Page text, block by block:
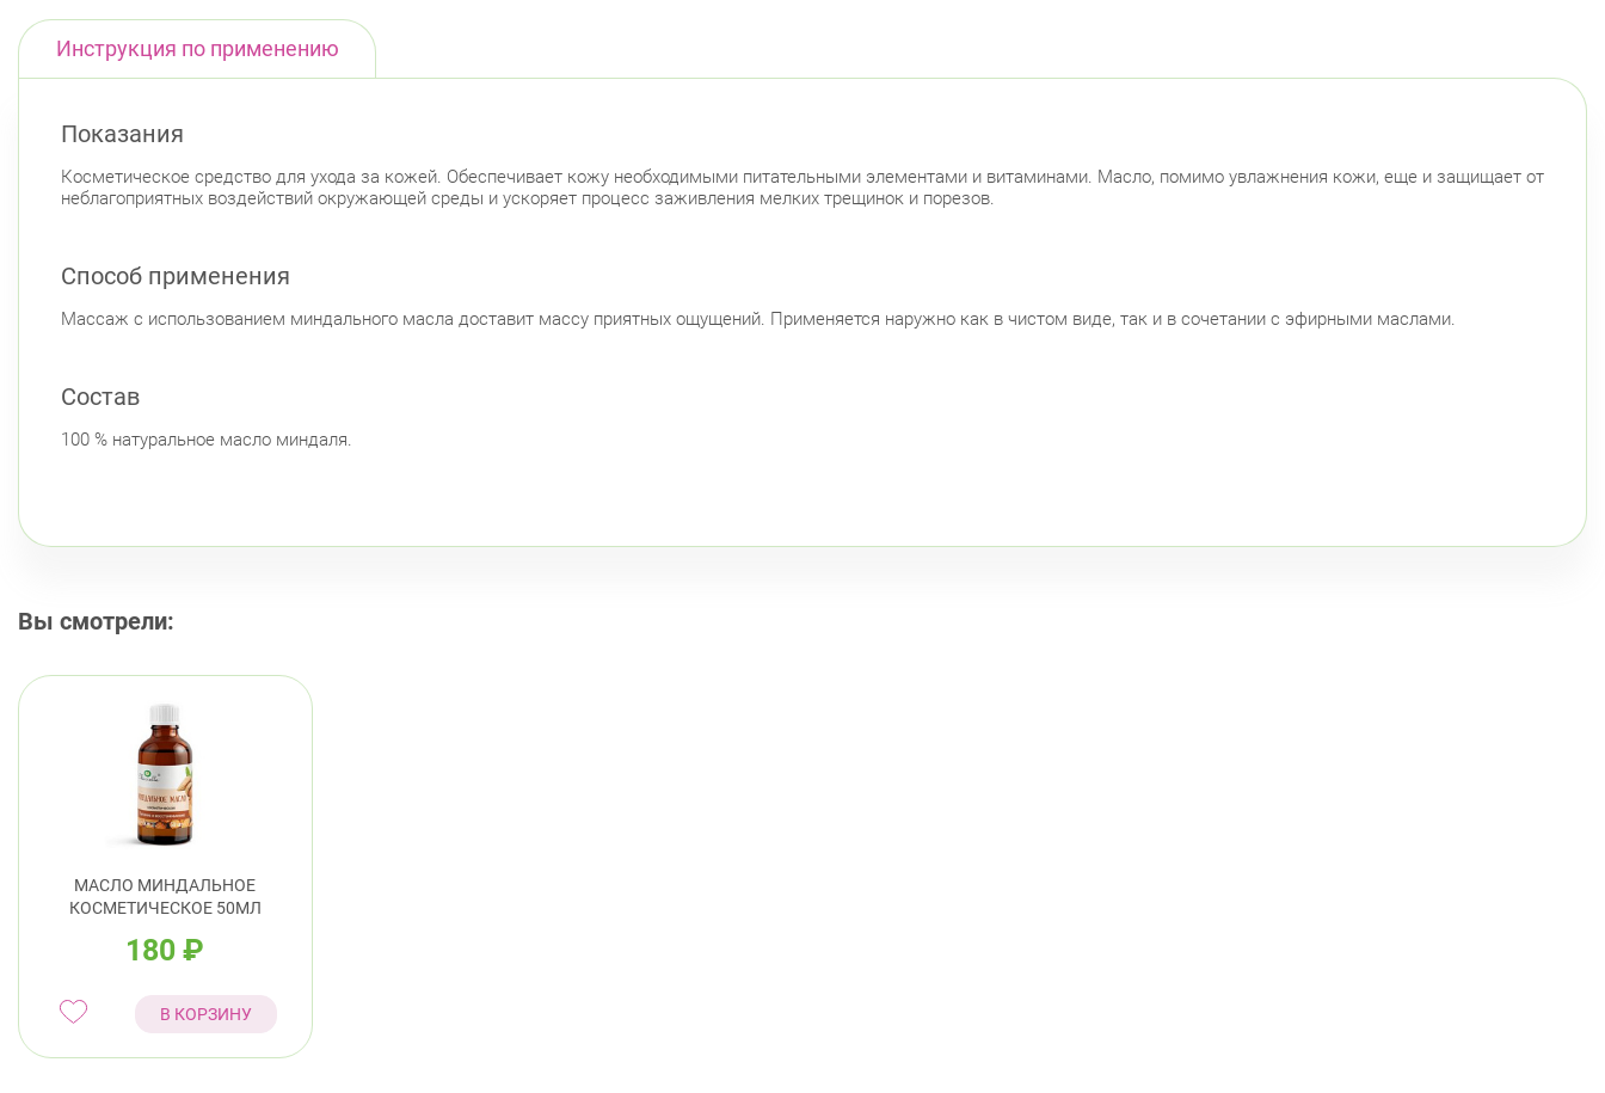
Инструкция по применению
Показания
Косметическое средство для ухода за кожей. Обеспечивает кожу необходимыми питательными элементами и витаминами. Масло, помимо увлажнения кожи, еще и защищает от
неблагоприятных воздействий окружающей среды и ускоряет процесс заживления мелких трещинок и порезов.
Способ применения
Массаж с использованием миндального масла доставит массу приятных ощущений. Применяется наружно как в чистом виде, так и в сочетании с эфирными маслами.
Состав
100 % натуральное масло миндаля.
Вы смотрели:
МАСЛО МИНДАЛЬНОЕ
КОСМЕТИЧЕСКОЕ 50МЛ
180₽
В КОРЗИНУ